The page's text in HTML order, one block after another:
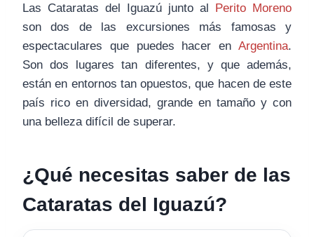
Las Cataratas del Iguazú junto al Perito Moreno
son dos de las excursiones más famosas y
espectaculares que puedes hacer en Argentina.
Son dos lugares tan diferentes, y que además,
están en entornos tan opuestos, que hacen de este
país rico en diversidad, grande en tamaño y con
una belleza difícil de superar.
¿Qué necesitas saber de las
Cataratas del Iguazú?